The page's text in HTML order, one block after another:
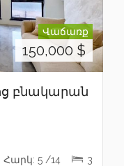
Վաճառք
150,000 $
բնակարան
Հարկ: 5 /14 3